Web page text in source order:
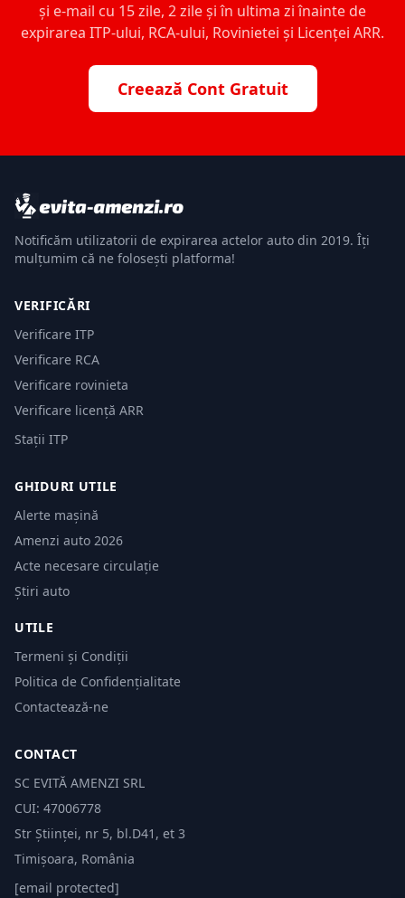
și e-mail cu 15 zile, 2 zile și în ultima zi înainte de
expirarea ITP-ului, RCA-ului, Rovinietei și Licenței ARR.
Creează Cont Gratuit
Notificăm utilizatorii de expirarea actelor auto din 2019. Îți
mulțumim că ne folosești platforma!
VERIFICĂRI
Verificare ITP
Verificare RCA
Verificare rovinieta
Verificare licență ARR
Stații ITP
GHIDURI UTILE
Alerte mașină
Amenzi auto 2026
Acte necesare circulație
Știri auto
UTILE
Termeni și Condiții
Politica de Confidențialitate
Contactează-ne
CONTACT
SC EVITĂ AMENZI SRL
CUI: 47006778
Str Științei, nr 5, bl.D41, et 3
Timișoara, România
[email protected]